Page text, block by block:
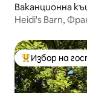
Ваканционна
t Municipality
Heidi's Barn,
Най-Избор на